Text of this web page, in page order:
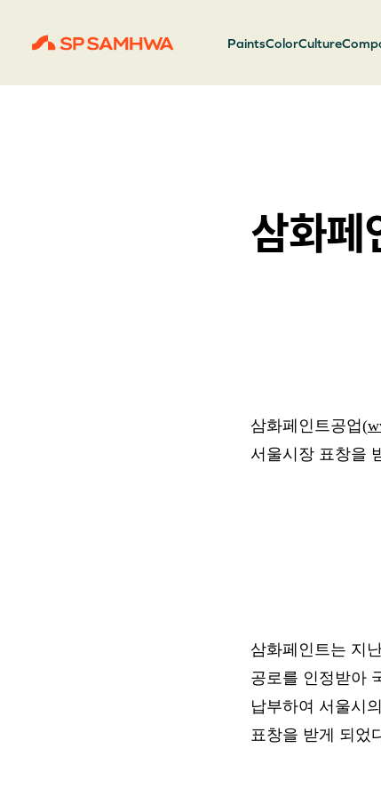
PaintsColorCulture
삼화페
삼화페인트공업(
서울시장 표창을
삼화페인트는 지
공로를 인정받아
납부하여 서울시
표창을 받게 되었